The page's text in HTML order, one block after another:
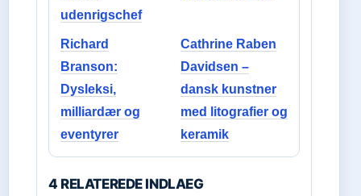
udenrigschef
Richard
Branson:
Dysleksi,
milliardær og
eventyrer
Cathrine Raben
Davidsen –
dansk kunstner
med litografier og
keramik
4 RELATEREDE INDLAEG